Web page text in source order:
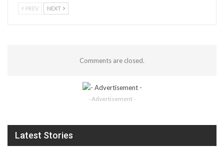
PREV NEXT
Comments are closed.
- Advertisement -
Latest Stories